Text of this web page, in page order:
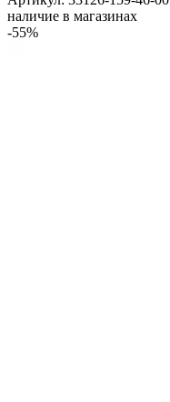
наличие в магазинах
-55%